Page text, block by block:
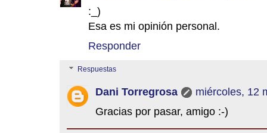
:_)
Esa es mi opinión personal.
Responder
Respuestas
Dani Torregrosa
miércoles, 12
Gracias por pasar, amigo :-)